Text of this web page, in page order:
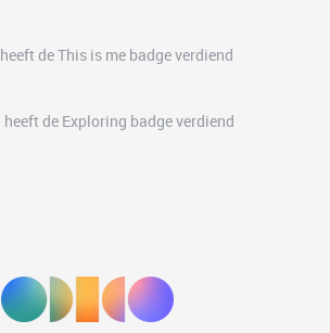
heeft de This is me badge verdiend
heeft de Exploring badge verdiend